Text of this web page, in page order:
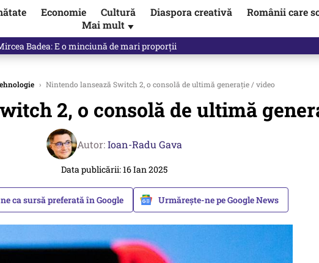
Economie Cultură Diaspora creativă
Românii care
Mai mult ▼
opusul unei decizii luate de propriul Guvern. Unde a fost…
› Nintendo lansează Switch 2, o consolă de ultimă generație / video
2, o consolă de ultimă
Autor:Ioan-Radu Gava
Data publicării: 16 Ian 2025
ca sursă preferată în Google Urmărește-ne pe Google News